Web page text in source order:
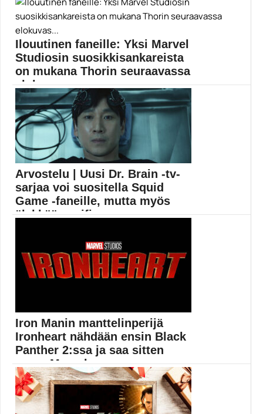
Indiana Jones 5:n kuvaukset ovat tällä hetkellä
Elokuvat
Ilouutinen faneille: Yksi Marvel
Studiosin suosikkisankareista
on mukana Thorin seuraavassa
elokuvas...
Thor: Love and Thunder -elokuvan hahmogalleria
kasvaa yhdellä...
Chris Pratt
Arvostelu | Uusi Dr. Brain -tv-
sarjaa voi suositella Squid
Game -faneille, mutta myös
älykkään scifi...
korkealentoista scifiä,...
Apple TV Plus
Iron Manin manttelinperijä
Ironheart nähdään ensin Black
Panther 2:ssa ja saa sitten
oman Marvel-sar...
Black Panther: Wakanda Forever on parhaillaan
tuotannossa. Elokuvan...
Black Panther